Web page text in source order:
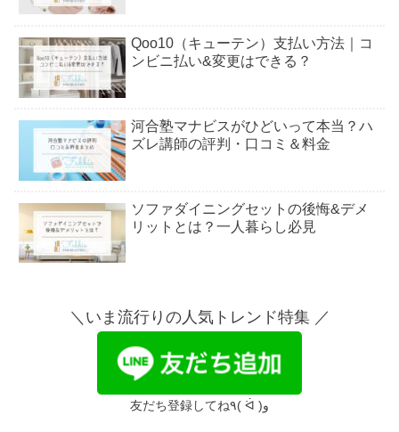
Qoo10（キューテン）支払い方法｜コ
ンビニ払い&変更はできる？
河合塾マナビスがひどいって本当？ハ
ズレ講師の評判・口コミ＆料金
ソファダイニングセットの後悔&デメ
リットとは？一人暮らし必見
果なし・下痢になる口コミは本当？
スルフォラファンを買ってはいけない
人は？効果や副作用まとめ
＼いま流行りの人気トレンド特集 ／
友だち登録してね٩( ᐛ )و